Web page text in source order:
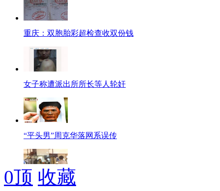
重庆：双胞胎彩超检查收双份钱
女子称遭派出所所长等人轮奸
“平头男”周克华落网系误传
神九航天员香港购物“血拼”
0顶 收藏